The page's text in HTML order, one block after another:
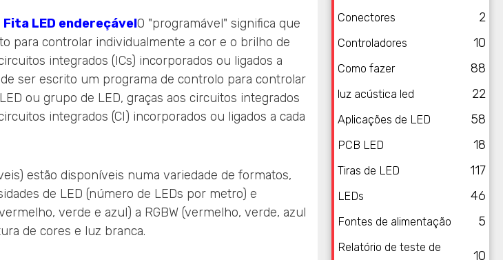
Fita LED endereçávelO "programável" significa que
para controlar individualmente a cor e o brilho de
integrados (ICs) incorporados ou ligados a
ser escrito um programa de controlo para controlar
ou grupo de LED, graças aos circuitos integrados
integrados (CI) incorporados ou ligados a cada
estão disponíveis numa variedade de formatos,
de LED (número de LEDs por metro) e
verde e azul) a RGBW (vermelho, verde, azul
de cores e luz branca.
Conectores 2
Controladores 10
Como fazer 88
luz acústica led 22
Aplicações de LED 58
PCB LED 18
Tiras de LED 117
LEDs 46
Fontes de alimentação 5
Relatório de teste de
10